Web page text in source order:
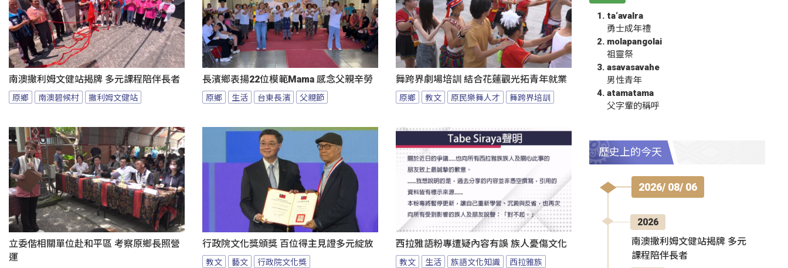
南澳撒利姆文健站揭牌 多元課程陪伴長者
原鄉 南澳碧候村 撒利姆文健站
長濱鄉表揚22位模範Mama 感念父親辛勞
原鄉 生活 台東長濱 父親節
舞跨界劇場培訓 結合花蓮觀光拓青年就業
原鄉 教文 原民樂舞人才 舞跨界培訓
立委偕相關單位赴和平區 考察原鄉長照營
運
行政院文化獎頒獎 百位得主見證多元綻放
教文 藝文 行政院文化獎
西拉雅語粉專遭疑內容有誤 族人憂傷文化
教文 生活 族語文化知識 西拉雅族
ta‘avalra
勇士成年禮
molapangolai
祖靈祭
asavasavahe
男性青年
atamatama
父字輩的稱呼
歷史上的今天
2026/ 08/ 06
2026
南澳撒利姆文健站揭牌 多元
課程陪伴長者